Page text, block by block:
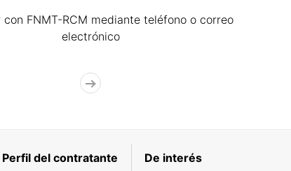
FNMT-RCM mediante teléfono o correo
electrónico
Perfil del contratante De interés